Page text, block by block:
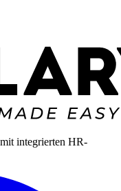
integrierten HR-